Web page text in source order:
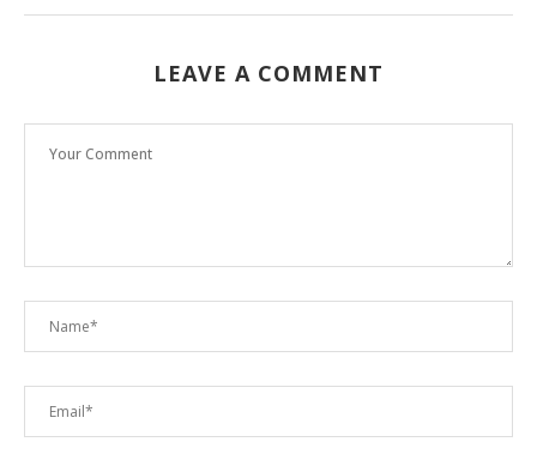
LEAVE A COMMENT